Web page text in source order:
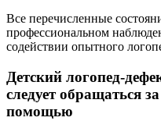
Все перечисленные
профессиональном
содействии опытного
Детский логопед-
следует обращаться
помощью